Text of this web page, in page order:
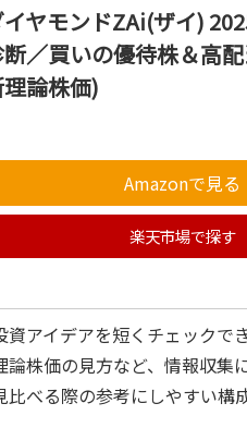
ヤモンドZAi(ザイ)
／買いの優待株＆高
論株価)
Amazonで見る
楽天市場で探す
アイデアを短くチェックで
株価の見方など、情報収集
べる際の参考にしやすい構成